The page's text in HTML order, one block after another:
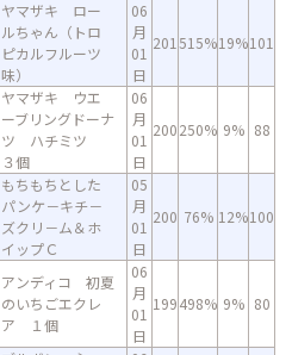
ヤマザキ ロー
ルちゃん（トロ
ピカルフルーツ
味）
06
月
01
日
201 515%19%101
ヤマザキ ウエ
ーブリングドーナ
ツ ハチミツ
３個
06
月
01
日
200250% 9% 88
もちもちとした
パンケ－キチ－
ズクリ－ム＆ホ
イップＣ
05
月
01
日
200 76% 12%100
アンディコ 初夏
のいちごエクレ
ア １個
06
月
01
日
199498% 9% 80